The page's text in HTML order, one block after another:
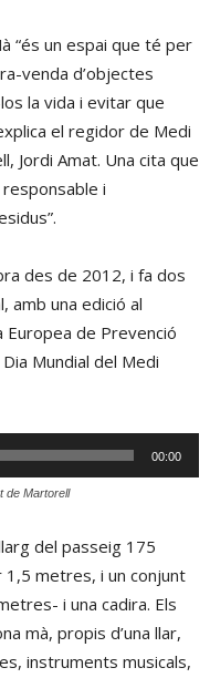
“és un espai que té per
venda d’objectes
la vida i evitar que
el regidor de Medi
Jordi Amat. Una cita que
i
des de 2012, i fa dos
amb una edició al
Europea de Prevenció
Mundial del Medi
00:00
de Martorell
del passeig 175
1,5 metres, i un conjunt
i una cadira. Els
mà, propis d’una llar,
instruments musicals,